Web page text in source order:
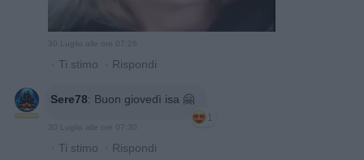
30 Luglio alle ore 07:26
· Ti stimo · Rispondi
Sere78: Buon giovedì isa 🤗
1
30 Luglio alle ore 07:30
· Ti stimo · Rispondi